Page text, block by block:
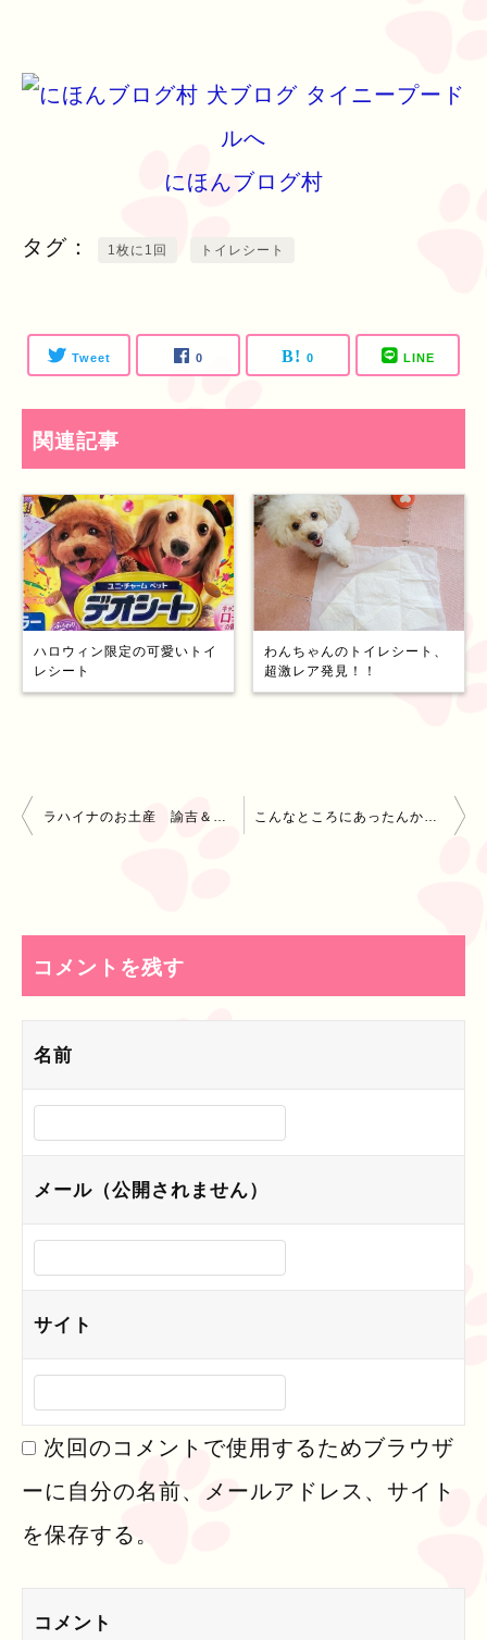
にほんブログ村
タグ 1枚に1回 トイレシート
Tweet 0 0 LINE
関連記事
ハロウィン限定の可愛いトイ
レシート
わんちゃんのトイレシート、
超激レア発見！！
投
ゲ
コメントを残す
名前
メール（公開されません）
サイト
次回のコメントで使用するためブラウザ
ーに自分の名前、メールアドレス、サイト
を保存する。
コメント